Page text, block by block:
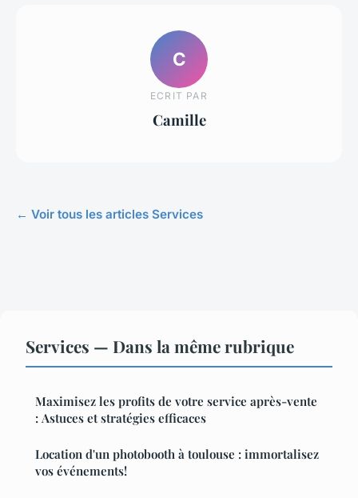
C
ECRIT PAR
Camille
← Voir tous les articles Services
Services — Dans la même rubrique
Maximisez les profits de votre service après-vente
: Astuces et stratégies efficaces
Location d'un photobooth à toulouse : immortalisez
vos événements!